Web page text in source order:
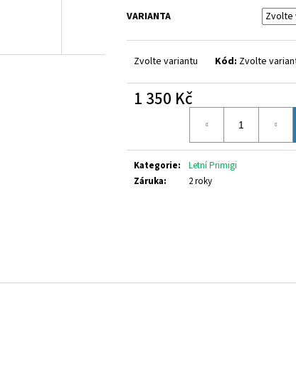
VARIANTA
Zvolte variantu Kód: Zvolte
1 350 Kč
Kategorie:
Letní Primigi
Záruka: 2 roky